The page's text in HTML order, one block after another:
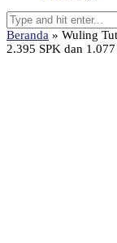
Beranda » Wuling
2.395 SPK dan